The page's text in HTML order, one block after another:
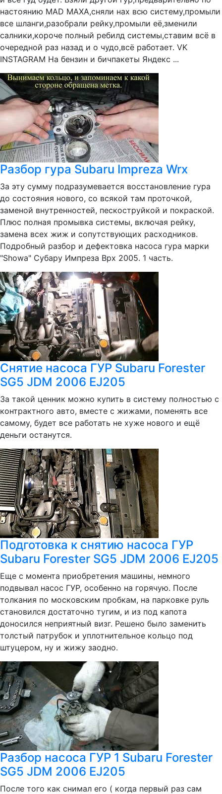
настоянию MAD MAXA,сняли нах всю систему,промыли
все шланги,разобрали рейку,промыли её,зменили
салники,короче полный ребилд системы,ставим всё в
очередной раз назад и о чудо,всё работает. VK
INSTAGRAM На бензин и бичпакеты Яндекс ...
Разбор гура Subaru Impreza Wrx
За эту сумму подразумевается восстановление гура
до состояния нового, со всякой там проточкой,
заменой внутренностей, пескоструйкой и покраской.
Плюс полная промывка системы, включая рейку,
замена всех жиж и сопутствующих расходников.
Подробный разбор и дефектовка насоса гура марки
"Showa" Субару Импреза Врх 2005. 1 часть.
Снятие насоса ГУР Subaru Forester
SG5 JDM 2006 EJ205
За такой ценник можно купить в систему полностью с
контрактного авто, вместе с жижами, поменять все
самому, будет все работать не хуже нового и ещё
деньги останутся.
Подготовка к снятию насоса ГУР
Subaru Forester SG5 JDM 2006 EJ205
Еще с момента приобретения машины, немного
подвывал насос ГУР, особенно на горячую. После
толкания по московским пробкам, на парковке руль
становился достаточно тугим, и из под капота
доносился неприятный визг. Решено было заменить
толстый патрубок и уплотнительное кольцо под
штуцером, ну и жижу заодно.
Разбор насоса ГУР 1 Subaru Forester
SG5 JDM 2006 EJ205
После того как снимал его ( когда первый раз сам